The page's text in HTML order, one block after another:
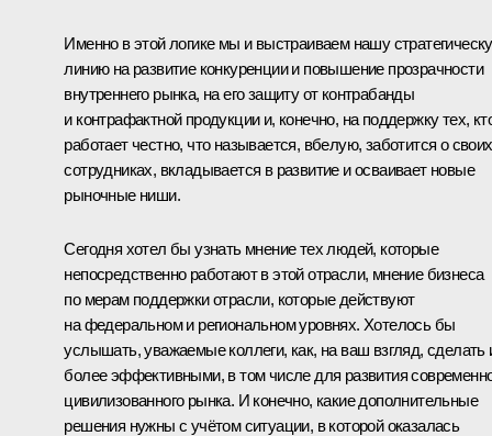
Именно в этой логике мы и выстраиваем нашу
линию на развитие конкуренции и повышение прозрачности
внутреннего рынка, на его защиту от контрабанды
и контрафактной продукции и, конечно, на поддержку тех,
работает честно, что называется, вбелую, заботится о своих
сотрудниках, вкладывается в развитие и осваивает новые
рыночные ниши.
Сегодня хотел бы узнать мнение тех людей, которые
непосредственно работают в этой отрасли, мнение бизнеса
по мерам поддержки отрасли, которые действуют
на федеральном и региональном уровнях. Хотелось бы
услышать, уважаемые коллеги, как, на ваш взгляд, сделать
более эффективными, в том числе для развития
цивилизованного рынка. И конечно, какие дополнительные
решения нужны с учётом ситуации, в которой оказалась